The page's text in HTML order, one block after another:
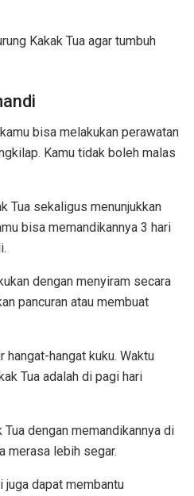
Kakak Tua agar tumbuh
bisa melakukan perawatan
Kamu tidak boleh malas
Tua sekaligus menunjukkan
bisa memandikannya 3 hari
dengan menyiram secara
pancuran atau membuat
hangat-hangat kuku. Waktu
Tua adalah di pagi hari
dengan memandikannya di
merasa lebih segar.
juga dapat membantu